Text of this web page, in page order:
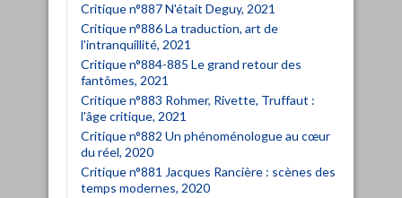
Critique n°887 N'était Deguy, 2021
Critique n°886 La traduction, art de
l'intranquillité, 2021
Critique n°884-885 Le grand retour des
fantômes, 2021
Critique n°883 Rohmer, Rivette, Truffaut :
l'âge critique, 2021
Critique n°882 Un phénoménologue au cœur
du réel, 2020
Critique n°881 Jacques Rancière : scènes des
temps modernes, 2020